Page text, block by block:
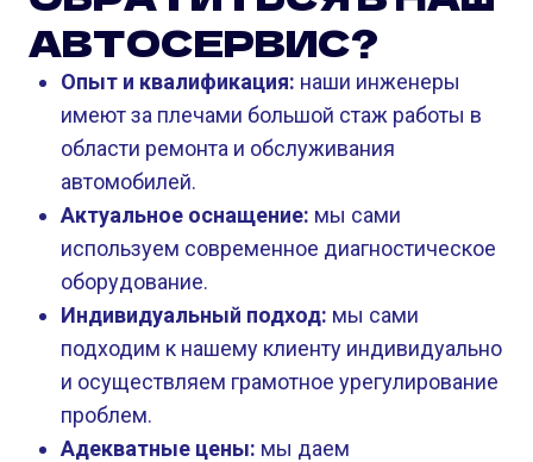
АВТОСЕРВИС?
Опыт и квалификация: наши инженеры
имеют за плечами большой стаж работы в
области ремонта и обслуживания
автомобилей.
Актуальное оснащение: мы сами
используем современное диагностическое
оборудование.
Индивидуальный подход: мы сами
подходим к нашему клиенту индивидуально
и осуществляем грамотное урегулирование
проблем.
Адекватные цены: мы даем